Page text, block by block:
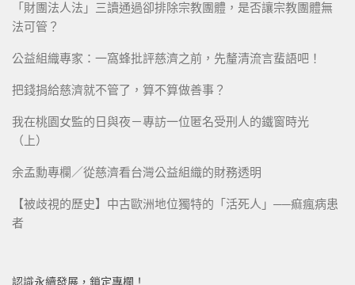
「財團法人法」三讀通過卻排除宗教團體，是否讓宗教團體無
法可管？
公益組織專家：一窩蜂批評慈濟之前，先釐清流言蜚語吧！
把錢捐給慈濟就不管了，算不算做善事？
我在桃園女監的日與夜－專訪一位匿名受刑人的鐵窗時光
（上）
余孟勳專欄／從慈濟看台灣公益組織的財務透明
【被歧視的歷史】中古歐洲地位獨特的「活死人」──痲瘋病患
者
認識永續發展，鎖定專欄！